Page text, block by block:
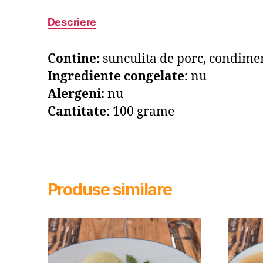
Descriere
Contine: sunculita de porc,
Ingrediente congelate: nu
Alergeni: nu
Cantitate: 100 grame
Produse similare